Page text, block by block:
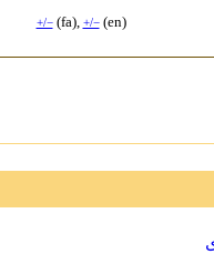
+/−(fa), +/−(en)